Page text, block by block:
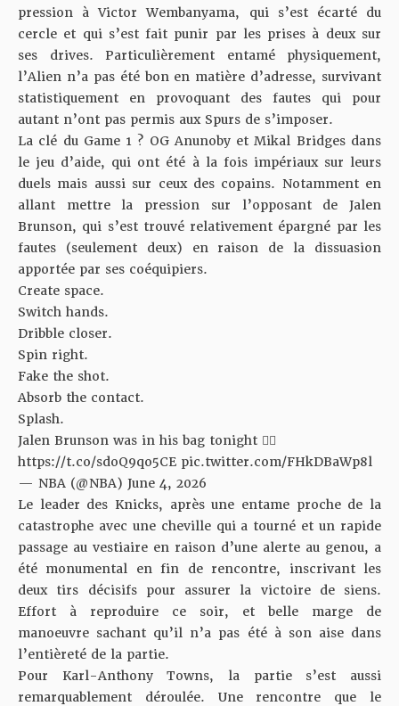
pression à Victor Wembanyama, qui s’est écarté du
cercle et qui s’est fait punir par les prises à deux sur
ses drives. Particulièrement entamé physiquement,
l’Alien n’a pas été bon en matière d’adresse, survivant
statistiquement en provoquant des fautes qui pour
autant n’ont pas permis aux Spurs de s’imposer.
La clé du Game 1 ? OG Anunoby et Mikal Bridges dans
le jeu d’aide, qui ont été à la fois impériaux sur leurs
duels mais aussi sur ceux des copains. Notamment en
allant mettre la pression sur l’opposant de Jalen
Brunson, qui s’est trouvé relativement épargné par les
fautes (seulement deux) en raison de la dissuasion
apportée par ses coéquipiers.
Create space.
Switch hands.
Dribble closer.
Spin right.
Fake the shot.
Absorb the contact.
Splash.
Jalen Brunson was in his bag tonight 😮‍💨
https://t.co/sdoQ9qo5CE pic.twitter.com/FHkDBaWp8l
— NBA (@NBA) June 4, 2026
Le leader des Knicks, après une entame proche de la
catastrophe avec une cheville qui a tourné et un rapide
passage au vestiaire en raison d’une alerte au genou, a
été monumental en fin de rencontre, inscrivant les
deux tirs décisifs pour assurer la victoire de siens.
Effort à reproduire ce soir, et belle marge de
manoeuvre sachant qu’il n’a pas été à son aise dans
l’entièreté de la partie.
Pour Karl-Anthony Towns, la partie s’est aussi
remarquablement déroulée. Une rencontre que le